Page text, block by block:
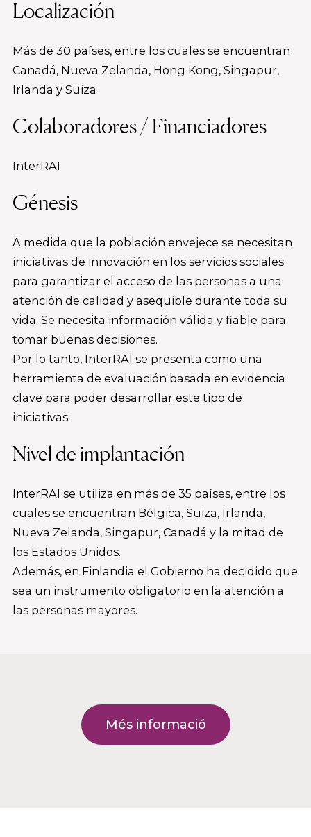
Localización
Más de 30 países, entre los cuales se encuentran
Canadá, Nueva Zelanda, Hong Kong, Singapur,
Irlanda y Suiza
Colaboradores / Financiadores
InterRAI
Génesis
A medida que la población envejece se necesitan
iniciativas de innovación en los servicios sociales
para garantizar el acceso de las personas a una
atención de calidad y asequible durante toda su
vida. Se necesita información válida y fiable para
tomar buenas decisiones.
Por lo tanto, InterRAI se presenta como una
herramienta de evaluación basada en evidencia
clave para poder desarrollar este tipo de
iniciativas.
Nivel de implantación
InterRAI se utiliza en más de 35 países, entre los
cuales se encuentran Bélgica, Suiza, Irlanda,
Nueva Zelanda, Singapur, Canadá y la mitad de
los Estados Unidos.
Además, en Finlandia el Gobierno ha decidido que
sea un instrumento obligatorio en la atención a
las personas mayores.
Més informació